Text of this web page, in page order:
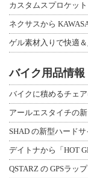
ネクサスから
バイク用品情報
SHAD の新型ハード
デイトナから「HOT
QSTARZ の GPSラッ